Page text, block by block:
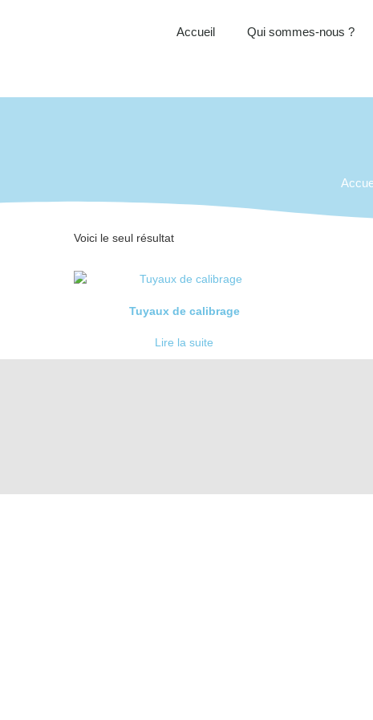
Accueil Qui sommes-nous ?
Voici le seul résultat
Tuyaux de calibrage
Lire la suite